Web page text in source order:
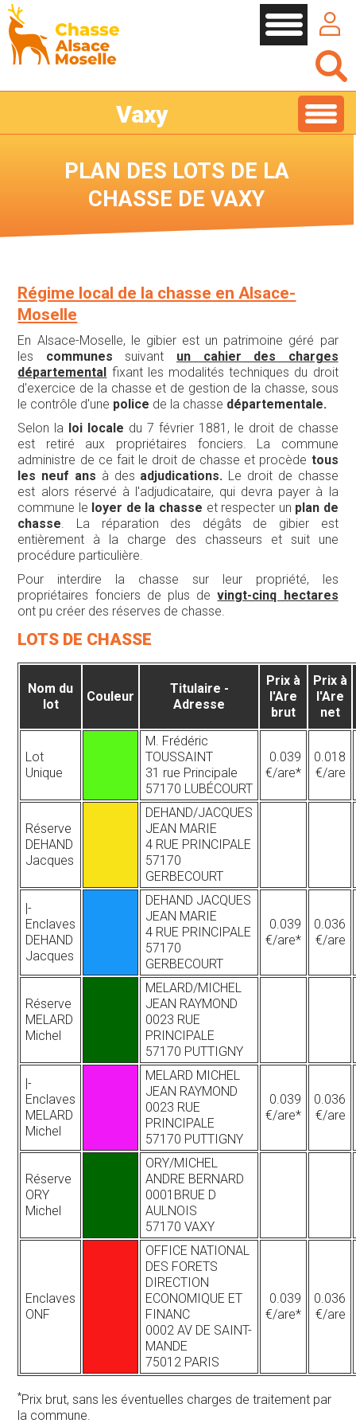
Vaxy
PLAN DES LOTS DE LA
CHASSE DE VAXY
Régime local de la chasse en Alsace-
Moselle
En Alsace-Moselle, le gibier est un patrimoine géré par
les communes suivant un cahier des charges
départemental fixant les modalités techniques du droit
d'exercice de la chasse et de gestion de la chasse, sous
le contrôle d'une police de la chasse départementale.
Selon la loi locale du 7 février 1881, le droit de chasse
est retiré aux propriétaires fonciers. La commune
administre de ce fait le droit de chasse et procède tous
les neuf ans à des adjudications. Le droit de chasse
est alors réservé à l'adjudicataire, qui devra payer à la
commune le loyer de la chasse et respecter un plan de
chasse . La réparation des dégâts de gibier est
entièrement à la charge des chasseurs et suit une
procédure particulière.
Pour interdire la chasse sur leur propriété, les
propriétaires fonciers de plus devingt-cinq hectares
ont pu créer des réserves de chasse.
LOTS DE CHASSE
Nom du
lot
Couleur
Titulaire -
Adresse
Prix à
l'Are
brut
Prix à
l'Are
net
Lot
Unique
M. Frédéric
TOUSSAINT
31 rue Principale
57170 LUBÉCOURT
0.039
€/are*
0.018
€/are
Réserve
DEHAND
Jacques
DEHAND/JACQUES
JEAN MARIE
4 RUE PRINCIPALE
57170
GERBECOURT
|-
Enclaves
DEHAND
Jacques
DEHAND JACQUES
JEAN MARIE
4 RUE PRINCIPALE
57170
GERBECOURT
0.039
€/are*
0.036
€/are
Réserve
MELARD
Michel
MELARD/MICHEL
JEAN RAYMOND
0023 RUE
PRINCIPALE
57170 PUTTIGNY
|-
Enclaves
MELARD
Michel
MELARD MICHEL
JEAN RAYMOND
0023 RUE
PRINCIPALE
57170 PUTTIGNY
0.039
€/are*
0.036
€/are
Réserve
ORY
Michel
ORY/MICHEL
ANDRE BERNARD
0001BRUE D
AULNOIS
57170 VAXY
Enclaves
ONF
OFFICE NATIONAL
DES FORETS
DIRECTION
ECONOMIQUE ET
FINANC
0002 AV DE SAINT-
MANDE
75012 PARIS
0.039
€/are*
0.036
€/are
*Prix brut, sans les éventuelles charges de traitement par
la commune.
Cookies management panel